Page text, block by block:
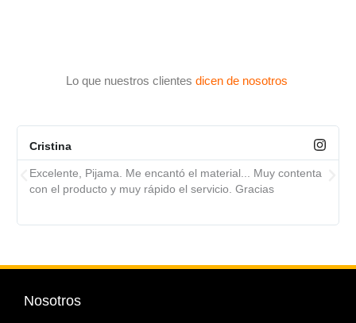
Lo que nuestros clientes dicen de nosotros
Cristina
Excelente, Pijama. Me encantó el material... Muy contenta
con el producto y muy rápido el servicio. Gracias
Nosotros